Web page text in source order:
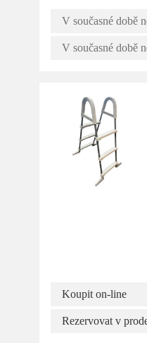
V současné době
V současné době
Koupit on-line
Rezervovat v